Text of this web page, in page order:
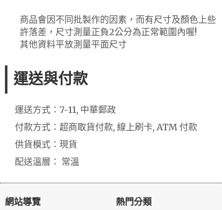
商品會因不同批製作的因素，而有尺寸及顏色上些
許落差，尺寸測量正負2公分為正常範圍內喔!
其他資料平放測量平面尺寸
運送與付款
運送方式：7-11, 中華郵政
付款方式：超商取貨付款, 線上刷卡, ATM 付款
供貨模式：現貨
配送溫層： 常溫
網站導覽 熱門分類